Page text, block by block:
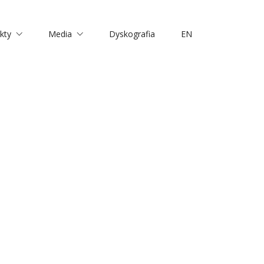
Media Dyskografia EN